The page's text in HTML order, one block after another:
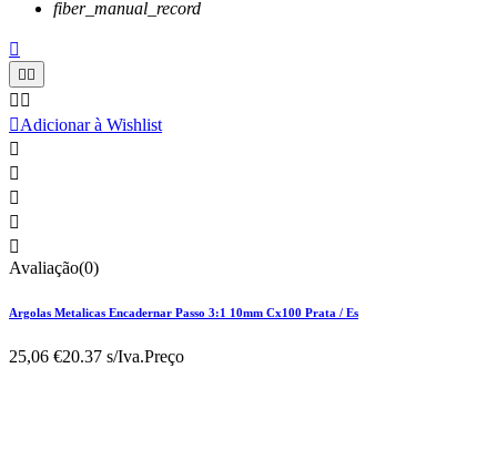
fiber_manual_record

 
 
Adicionar à Wishlist





Avaliação(0)
Argolas Metalicas Encadernar Passo 3:1 10mm Cx100 Prata / Es
25,06 €20.37 s/Iva.Preço